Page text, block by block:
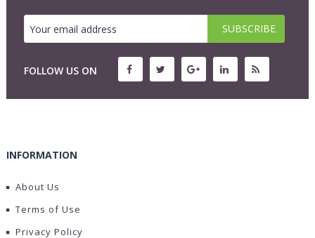
FOLLOW US ON
INFORMATION
About Us
Terms of Use
Privacy Policy